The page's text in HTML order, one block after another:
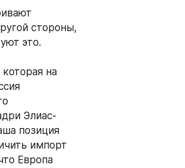
стороны,
это.
на
Элиас-
позиция
импорт
Европа